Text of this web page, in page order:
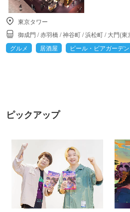
東京タワー
御成門 /赤羽橋/神谷町/浜松町/大門(東
グルメ
居酒屋 ビール・ビアガーデン
ピックアップ